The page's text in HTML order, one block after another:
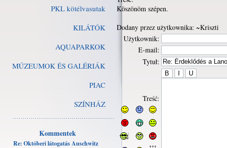
PKL kötélvasutak
KILÁTÓK
AQUAPARKOK
MÚZEUMOK ÉS GALÉRIÁK
PIAC
SZÍNHÁZ
Kommentek
Re: Októberi látogatás Auschwitz
Köszönöm szépen.
Dodany przez użytkownika: ~Kriszti
Użytkownik:
E-mail:
Tytuł:
Treść: